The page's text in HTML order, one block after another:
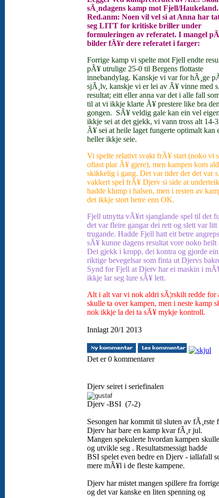
sÃ¸ndagens kamp mot Fjell/Haukeland.
Red.anm: Noen vil vel si at Anna har
seg LITT for kritiske briller under
formuleringen av referatet. I mangel
bilder fÃ¥r dere referatet i farger:
Forrige kamp vi spelte mot Fjell endte
pÃ¥ utrulige 25-0 til Bergens flottaste
innebandylag. Kanskje vi var for hÃ¸ge
sjÃ¸lv, kanskje vi er lei av Ã¥ vinne med
resultat; eitt eller anna var det i alle fall
til at vi ikkje klarte Ã¥ prestere like bra
gongen. SÃ¥ veldig gale kan ein vel
ikkje sei at det gjekk, vi vann tross alt 14-
Ã¥ sei at heile laget fungerte optimalt kan
heller ikkje seie.
Vi spelte relativt svakt frÃ¥ start (noko vi
oftast plar Ã¥ gjere), men kampen kom
skikkelig i gang. Det var tider der det var
vakkert spel frÃ¥ Djerv si side at
hadde klump i halsen, men i resten av
det ikkje stort betre enn OK.
Fjell utnytta vÃ¥rt sjanglande spel til det
det var fleire gangar dei rett og slett var litt
trugande. Hadde Fjell hatt eit betre
sÃ¥ kunne dagens resultat vore noko heilt
Dei gjekk i kropp, dei kontra og gjorde
riktige bevegelsar som finta ut Djervs
Synd for Fjell at Djerv har ei maskin i
ikkje lar seg lure sÃ¥ lett.
Alt i alt var vi nok aldri sÃ¦rskilt redde for
skulle ta over kampen, men i neste kamp
nok ikkje la dei ta sÃ¥ mykje kontroll.
Innlagt 20/1 2013
Det er 0 kommentarer
Djerv seiret i seriefinalen
Djerv -BSI (7-2)
Sesongen har kommit til sluten av fÃ¸rste
Djerv har bare en kamp kvar fÃ¸r jul.
Mangen spekulerte hvordan kampen
og utvikle seg . Resultatsmessigt hadde
BSI spelet even bedre en Djerv - iallafall
mere mÃ¥l i de fleste kampene.
Djerv har mistet mangen spillere fra
og det var kanske en liten spenning og